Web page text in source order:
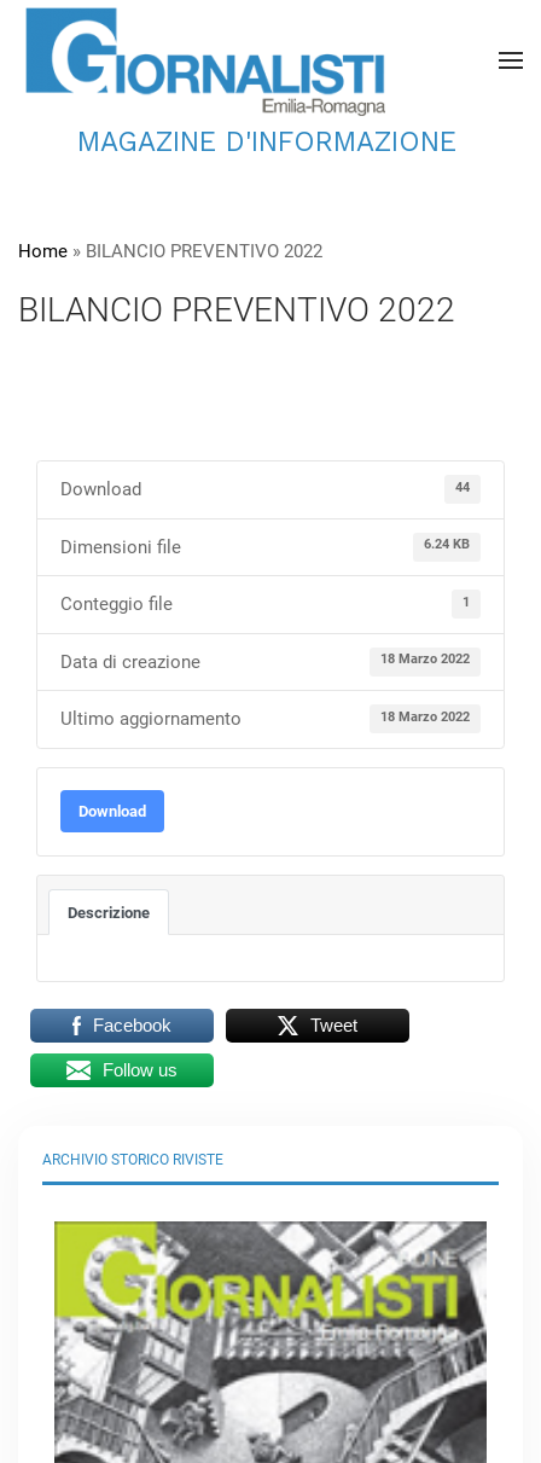
MAGAZINE D'INFORMAZIONE
Home » BILANCIO PREVENTIVO 2022
BILANCIO PREVENTIVO 2022
Download 44
Dimensioni file 6.24 KB
Conteggio file 1
Data di creazione 18 Marzo 2022
Ultimo aggiornamento 18 Marzo 2022
Download
Descrizione
Facebook Tweet
Follow us
ARCHIVIO STORICO RIVISTE